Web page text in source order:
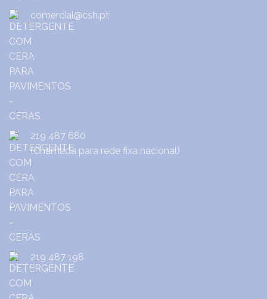
comercial@csh.pt
219 487 680
(Chamada para rede fixa nacional)
219 487 198